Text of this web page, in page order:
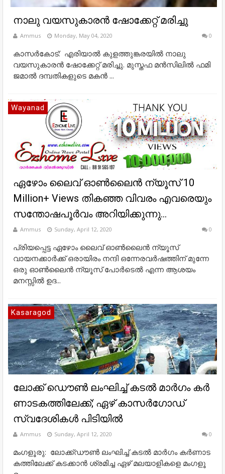
നാലു വയസുകാരന്‍ ഷോക്കേറ്റ് മരിച്ചു
Ammus Monday, May 04, 2020 0
കാസര്‍കോട്: എരിയാല്‍ കുളത്തുങ്കരയില്‍ നാലു
വയസുകാരന്‍ ഷോക്കേറ്റ് മരിച്ചു. മുസ്തഫ മന്‍സിലില്‍ ഫമി
ജമാല്‍ ദമ്പതികളുടെ മകന്‍ ...
Wayanad
ഏഴോം ലൈവ് ഓൺലൈൻ ന്യൂസ്‌ 10
Million+ Views തികഞ്ഞ വിവരം എവരെയും
സന്തോഷപൂർവം അറിയിക്കുന്നു...
Ammus Sunday, April 12, 2020 0
പ്രിയപ്പെട്ട ഏഴോം ലൈവ് ഓൺലൈൻ ന്യൂസ്‌
വായനക്കാർക്ക് ഒരായിരം നന്ദി ഒന്നേരവർഷത്തിന് മുന്നേ
ഒരു ഓൺലൈൻ ന്യൂസ്‌ പോർടെൽ എന്ന ആശയം
മനസ്സിൽ ഉദ...
Kasaragod
ലോക്ക് ഡൌൺ ലംഘിച്ച് ക​ട​ല്‍ മാ​ര്‍​ഗം ക​ര്‍​
ണാ​ട​ക​ത്തി​ലേ​ക്ക്; ഏ​ഴ് കാസര്‍ഗോഡ്
സ്വദേശികള്‍ പിടിയില്‍
Ammus Sunday, April 12, 2020 0
മം​ഗ​ളൂ​രു: ലോ​ക്ക്ഡൗ​ണ്‍‌ ലം​ഘി​ച്ച്‌ ക​ട​ല്‍ മാ​ര്‍​ഗം ക​ര്‍​ണാ​ട​
ക​ത്തി​ലേ​ക്ക് ക​ട​ക്കാ​ന്‍ ശ്ര​മി​ച്ച ഏ​ഴ് മലയാളികളെ മം​ഗ​ളൂ​